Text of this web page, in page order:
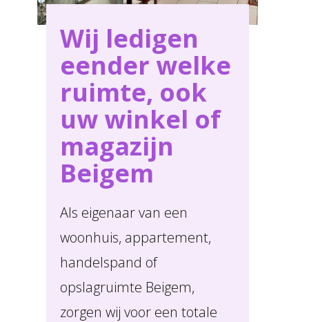
Wij ledigen
eender welke
ruimte, ook
uw winkel of
magazijn
Beigem
Als eigenaar van een
woonhuis, appartement,
handelspand of
opslagruimte Beigem,
zorgen wij voor een totale